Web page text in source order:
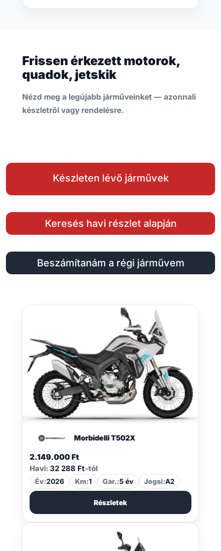
Frissen érkezett motorok,
quadok, jetskik
Nézd meg a legújabb járműveinket — azonnali
készletről vagy rendelésre.
Készleten lévő járművek
Keresés havi részlet alapján
Beszámítanám a régi járművem
Morbidelli T502X
2.149.000Ft
Havi: 32 288 Ft-tól
Év:2026 Km:1 Gar.:5 év Jogsi:A2
Részletek